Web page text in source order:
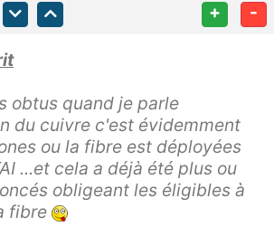
+ -
obtus quand je parle
du cuivre c'est évidemment
ou la fibre est déployées
...et cela a déjà été plus ou
obligeant les éligibles à
fibre